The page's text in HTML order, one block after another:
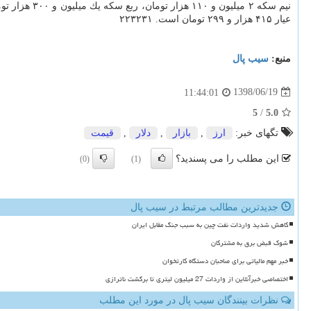
نیم سكه ۲ میلیون و ۱۱۰ هزار تومان، ربع سكه یك میلیون و ۳۰۰ هزار تومان و سكه گرمی ۹۲۰ هزار تومان داد و ستد شد. همین طور قیمت هر اونس طلا در بازارهای جهانی یك هزار و ۵۰۷
عیار ۴۱۵ هزار و ۲۹۹ تومان است. ۲۲۳۲۳۱
منبع: سیب پال
1398/06/19
11:44:01
5.0
/
5
تگهای خبر:
ارز , بازار , دلار , قیمت
این مطلب را می پسندید؟ (1)
(0)
جدیدترین مطالب مرتبط در سیب پال
کاهش شدید واردات نفت چین به سبب جنگ مقابل ایران
شوک قبض برق به مشترکان
خبر مهم مالیاتی برای صاحبان دستگاه کارتخوان
اختصاصی خبرآنلاین از واردات 27 میلیون لیتری تا برگشت ناترازی
نظرات بینندگان سیب پال در مورد این مطلب